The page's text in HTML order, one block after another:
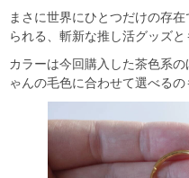
まさに世界にひとつだけの存
られる、斬新な推し活グッズと
カラーは今回購入した茶色系
ゃんの毛色に合わせて選べるの